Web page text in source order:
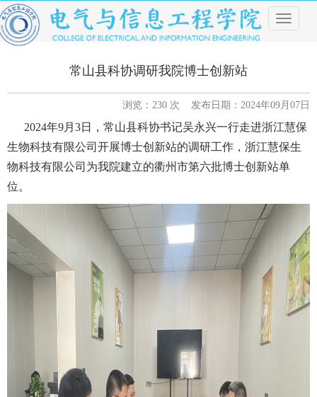
导
航
常山县科协调研我院博士创新站
浏览： 230 次 发布日期：2024年09月07日
2024年9月3日，常山县科协书记吴永兴一行走进浙江慧保
生物科技有限公司 开展博士创新站的调研工作， 浙江慧保生
物科技有限公司 为我院建立的衢州市第六批博士创新站单
位。